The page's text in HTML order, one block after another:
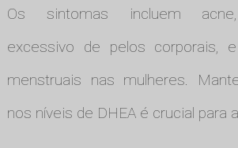
Os sintomas incluem
excessivo de pelos corporais, e
menstruais nas mulheres.
nos níveis de DHEA é crucial para